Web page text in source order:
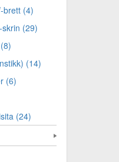
brett (4)
(29)
(14)
(6)
(24)